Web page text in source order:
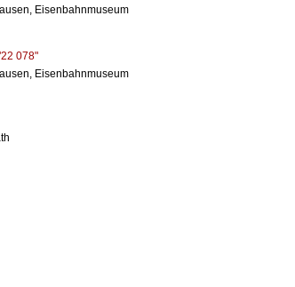
Eisenbahnmuseum
078"
Eisenbahnmuseum